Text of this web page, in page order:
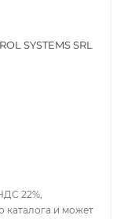
SYSTEMS SRL
22%,
каталога и может